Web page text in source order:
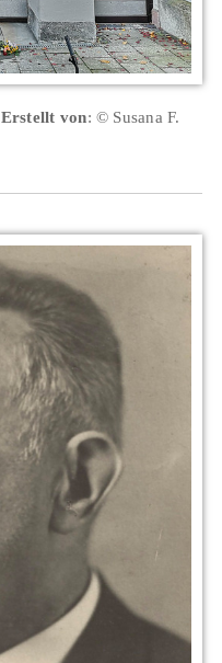
Erstellt von: © Susana F.